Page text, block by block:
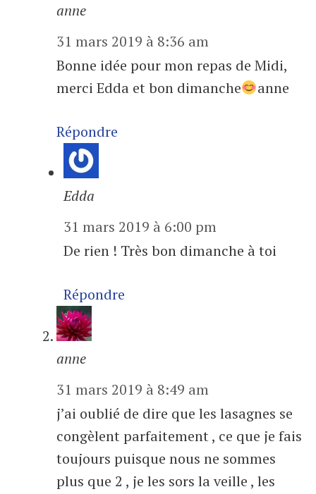
anne
31 mars 2019 à 8:36 am
Bonne idée pour mon repas de Midi,
merci Edda et bon dimanche
​anne
Répondre
Edda
31 mars 2019 à 6:00 pm
De rien ! Très bon dimanche à toi
Répondre
anne
31 mars 2019 à 8:49 am
j’ai oublié de dire que les lasagnes se
congèlent parfaitement , ce que je fais
toujours puisque nous ne sommes
plus que 2 , je les sors la veille , les